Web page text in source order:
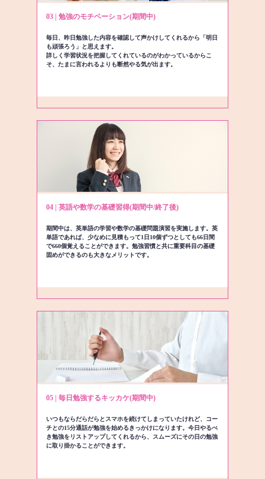
03 | 勉強のモチベーション(期間中)
毎日、昨日勉強した内容を確認して声かけしてくれるから「明日
も頑張ろう」と思えます。
詳しく学習状況を把握してくれているのがわかっているからこ
そ、たまに言われるよりも断然やる気が出ます。
04 | 英語や数学の基礎習得(期間中/終了後)
期間中は、英単語の学習や数学の基礎問題演習を実施します。英
単語であれば、少なめに見積もって1日10個ずつとしても66日間
で660個覚えることができます。勉強習慣と共に重要科目の基礎
固めができるのも大きなメリットです。
05 | 毎日勉強するキッカケ(期間中)
いつもならだらだらとスマホを続けてしまっていたけれど、コー
チとの15分通話が勉強を始めるきっかけになります。今日やるべ
き勉強をリストアップしてくれるから、スムーズにその日の勉強
に取り掛かることができます。